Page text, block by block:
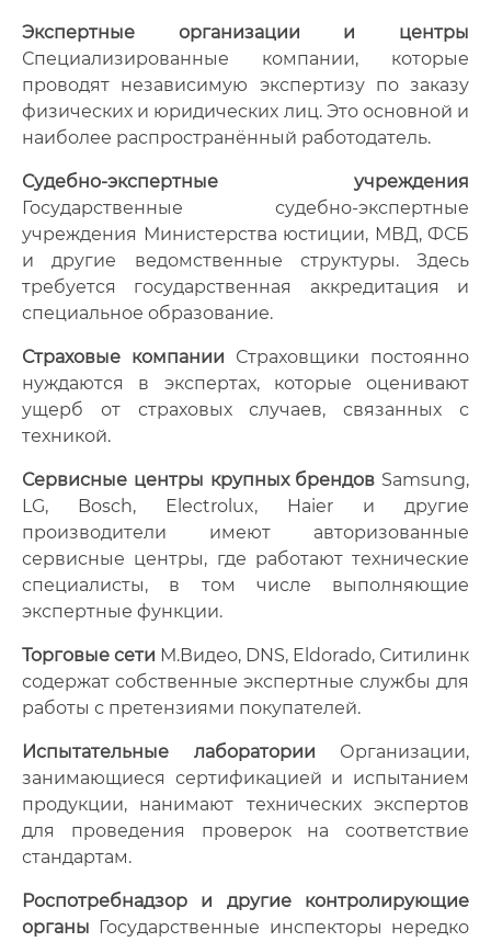
Экспертные организации и центры
Специализированные компании, которые
проводят независимую экспертизу по заказу
физических и юридических лиц. Это основной и
наиболее распространённый работодатель.
Судебно-экспертные учреждения
Государственные судебно-экспертные
учреждения Министерства юстиции, МВД, ФСБ
и другие ведомственные структуры. Здесь
требуется государственная аккредитация и
специальное образование.
Страховые компании Страховщики постоянно
нуждаются в экспертах, которые оценивают
ущерб от страховых случаев, связанных с
техникой.
Сервисные центры крупных брендов Samsung,
LG, Bosch, Electrolux, Haier и другие
производители имеют авторизованные
сервисные центры, где работают технические
специалисты, в том числе выполняющие
экспертные функции.
Торговые сети М.Видео, DNS, Eldorado, Ситилинк
содержат собственные экспертные службы для
работы с претензиями покупателей.
Испытательные лаборатории Организации,
занимающиеся сертификацией и испытанием
продукции, нанимают технических экспертов
для проведения проверок на соответствие
стандартам.
Роспотребнадзор и другие контролирующие
органы Государственные инспекторы нередко